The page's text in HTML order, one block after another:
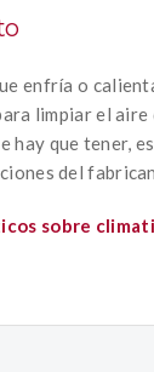
enfría o
limpiar el aire
hay que tener,
del
sobre